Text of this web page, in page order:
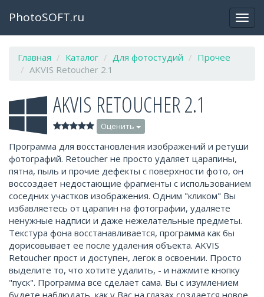
PhotoSOFT.ru
Главная Каталог Для фотостудий
Прочее
AKVIS Retoucher 2.1
AKVIS RETOUCHER 2.1
Оценить
Программа для восстановления изображений и ретуши
фотографий. Retoucher не просто удаляет царапины,
пятна, пыль и прочие дефекты с поверхности фото, он
воссоздает недостающие фрагменты с использованием
соседних участков изображения. Одним "кликом" Вы
избавляетесь от царапин на фотографии, удаляете
ненужные надписи и даже нежелательные предметы.
Текстура фона восстанавливается, программа как бы
дорисовывает ее после удаления объекта. AKVIS
Retoucher прост и доступен, легок в освоении. Просто
выделите то, что хотите удалить, - и нажмите кнопку
"пуск". Программа все сделает сама. Вы с изумлением
будете наблюдать, как у Вас на глазах создается новое